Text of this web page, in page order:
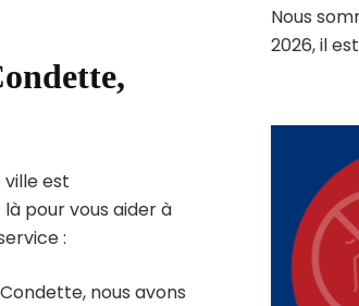
ville est
pour vous aider à
:
nous avons
Nous
2026, il